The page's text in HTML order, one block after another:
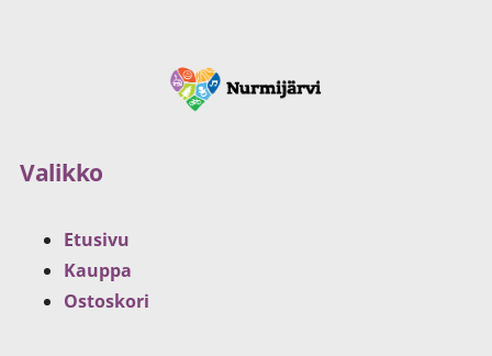
Valikko
Etusivu
Kauppa
Ostoskori